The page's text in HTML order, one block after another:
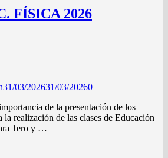
FÍSICA 2026
31/03/202631/03/20260
de la presentación de los
la realización de las clases de Educación
1ero y …